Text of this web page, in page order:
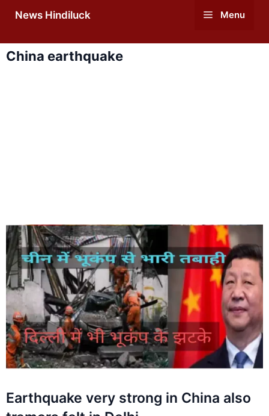
News Hindiluck Menu
China earthquake
Earthquake very strong in China also